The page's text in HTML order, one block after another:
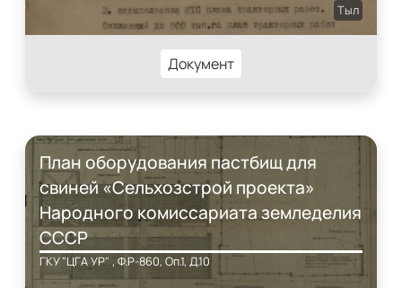
Тыл
Документ
План оборудования пастбищ для
свиней «Сельхозстрой проекта»
Народного комиссариата земледелия
СССР
ГКУ "ЦГА УР" , Ф.Р-860, Оп.1, Д.10